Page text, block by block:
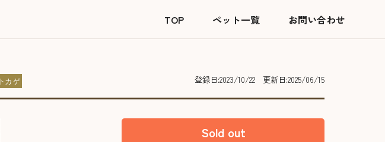
TOP ペット一覧 お問い合わせ
トカゲ 登録日:2023/10/22 更新日:2025/06/15
Sold out